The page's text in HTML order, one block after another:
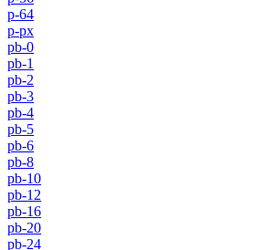
p-64
p-px
pb-0
pb-1
pb-2
pb-3
pb-4
pb-5
pb-6
pb-8
pb-10
pb-12
pb-16
pb-20
pb-24